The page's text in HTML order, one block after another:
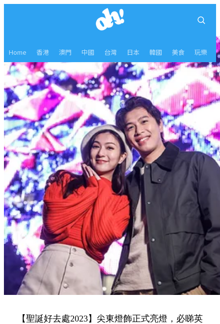
Home 香港 澳門 中國 台灣 日本 韓國 美食 玩樂
【聖誕好去處2023】尖東燈飾正式亮燈，必睇英